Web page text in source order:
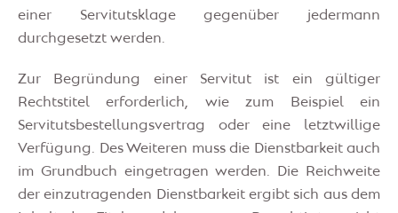
einer Servitutsklage gegenüber jedermann
durchgesetzt werden.
Zur Begründung einer Servitut ist ein gültiger
Rechtstitel erforderlich, wie zum Beispiel ein
Servitutsbestellungsvertrag oder eine letztwillige
Verfügung. Des Weiteren muss die Dienstbarkeit auch
im Grundbuch eingetragen werden. Die Reichweite
der einzutragenden Dienstbarkeit ergibt sich aus dem